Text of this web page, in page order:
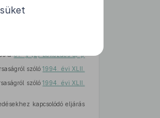
a81. § (2) bekezdésa)–j)
szóló1994. évi XLII.
szóló1994. évi XLII.
kapcsolódó eljárás